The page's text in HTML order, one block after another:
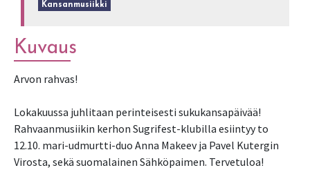
Kansanmusiikki
Kuvaus
Arvon rahvas!
Lokakuussa juhlitaan perinteisesti sukukansapäivää!
Rahvaanmusiikin kerhon Sugrifest-klubilla esiintyy to
12.10. mari-udmurtti-duo Anna Makeev ja Pavel Kutergin
Virosta, sekä suomalainen Sähköpaimen. Tervetuloa!